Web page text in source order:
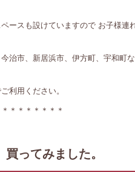
ースも設けていますので お子様連
治市、新居浜市、伊方町、宇和町
利用ください。
＊＊＊＊＊＊＊
ってみました。